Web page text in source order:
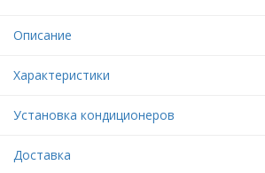
Описание
Характеристики
Установка кондиционеров
Доставка